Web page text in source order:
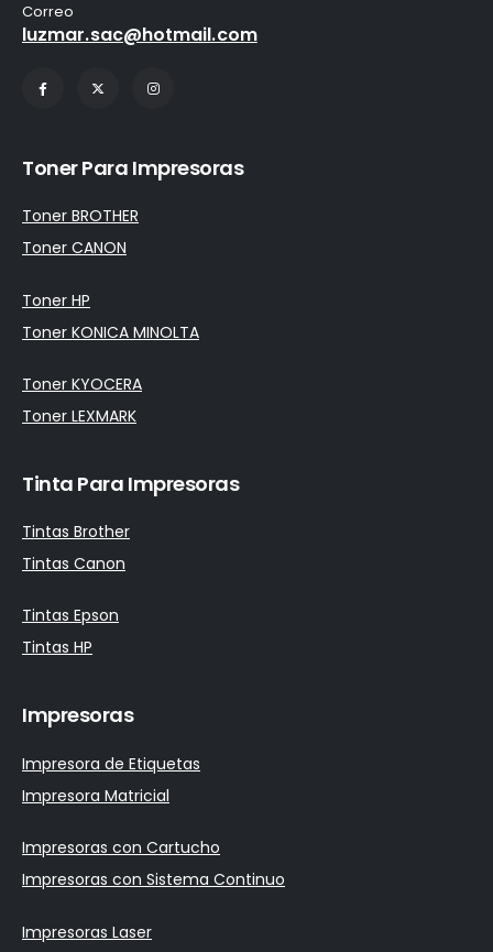
Correo
luzmar.sac@hotmail.com
Toner Para Impresoras
Toner BROTHER
Toner CANON
Toner HP
Toner KONICA MINOLTA
Toner KYOCERA
Toner LEXMARK
Tinta Para Impresoras
Tintas Brother
Tintas Canon
Tintas Epson
Tintas HP
Impresoras
Impresora de Etiquetas
Impresora Matricial
Impresoras con Cartucho
Impresoras con Sistema Continuo
Impresoras Laser